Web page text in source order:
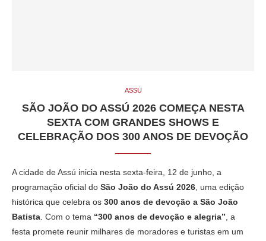
ASSÚ
SÃO JOÃO DO ASSÚ 2026 COMEÇA NESTA
SEXTA COM GRANDES SHOWS E
CELEBRAÇÃO DOS 300 ANOS DE DEVOÇÃO
A cidade de Assú inicia nesta sexta-feira, 12 de junho, a
programação oficial do São João do Assú 2026, uma edição
histórica que celebra os 300 anos de devoção a São João
Batista. Com o tema “300 anos de devoção e alegria”, a
festa promete reunir milhares de moradores e turistas em um